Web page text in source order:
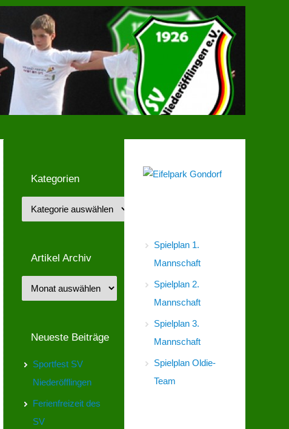
Spielplan 1.
Mannschaft
Spielplan 2.
Mannschaft
Spielplan 3.
Mannschaft
Spielplan Oldie-
Team
Kategorien
Artikel Archiv
Neueste Beiträge
Sportfest SV
Niederöfflingen
Ferienfreizeit des
SV